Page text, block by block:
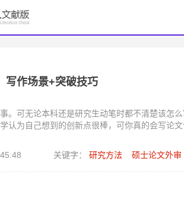
写作场景+突破技巧
。可无论本科还是研究生动笔时都不清楚该怎
认为自己想到的创新点很棒，可你真的会写论
关键字： 研究方法 硕士论文外审